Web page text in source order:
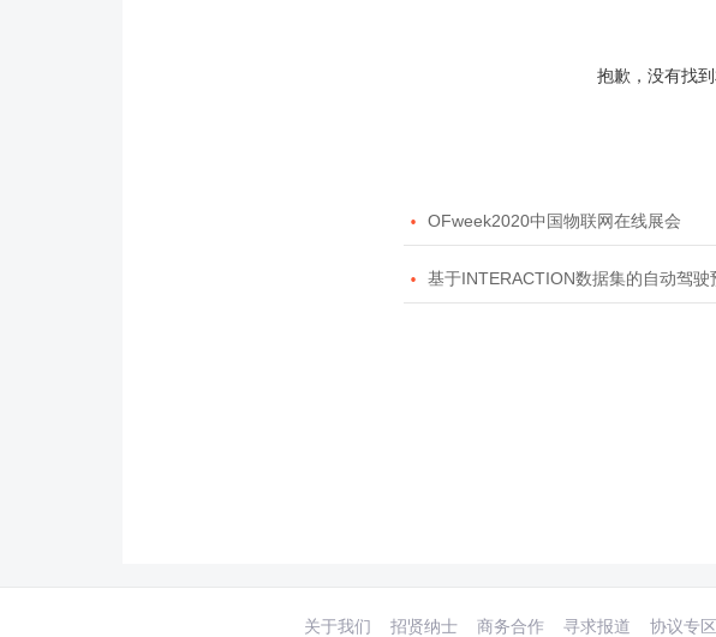
抱歉，没有找
 OFweek2020中国物联网在线展会
 基于INTERACTION数据集的自动驾驶预测模型
关于我们 招贤纳士 商务合作 寻求报道 协议专区